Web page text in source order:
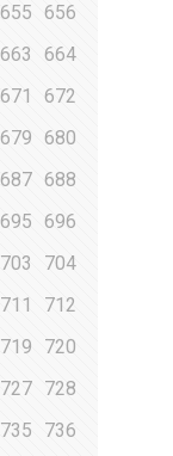
655 656
663
664
671
672
679
680
687 688
695
696
703
704
711
712
719
720
727 728
735
736